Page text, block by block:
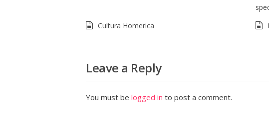
Cultura Homerica
Leave a Reply
You must be logged in to post a comment.